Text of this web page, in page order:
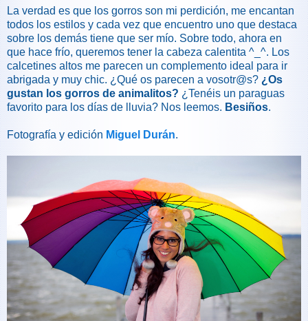
La verdad es que los gorros son mi perdición, me encantan
todos los estilos y cada vez que encuentro uno que destaca
sobre los demás tiene que ser mío. Sobre todo, ahora en
que hace frío, queremos tener la cabeza calentita ^_^. Los
calcetines altos me parecen un complemento ideal para ir
abrigada y muy chic. ¿Qué os parecen a vosotr@s? ¿Os
gustan los gorros de animalitos? ¿Tenéis un paraguas
favorito para los días de lluvia? Nos leemos. Besiños.
Fotografía y edición Miguel Durán.